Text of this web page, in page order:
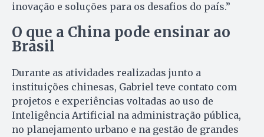
inovação e soluções para os desafios do país.”
O que a China pode ensinar ao
Brasil
Durante as atividades realizadas junto a
instituições chinesas, Gabriel teve contato com
projetos e experiências voltadas ao uso de
Inteligência Artificial na administração pública,
no planejamento urbano e na gestão de grandes